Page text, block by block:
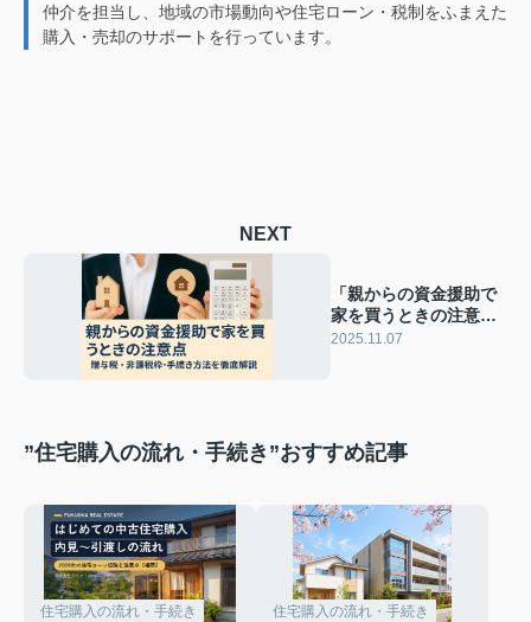
仲介を担当し、地域の市場動向や住宅ローン・税制をふまえた
購入・売却のサポートを行っています。
NEXT
「親からの資金援助で
家を買うときの注意点
｜贈与税・非課税枠・
2025.11.07
”住宅購入の流れ・手続き”おすすめ記事
住宅購入の流れ・手続き 住宅購入の流れ・手続き